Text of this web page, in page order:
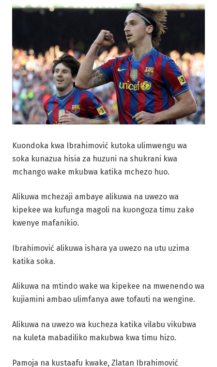
Kuondoka kwa Ibrahimović kutoka ulimwengu wa
soka kunazua hisia za huzuni na shukrani kwa
mchango wake mkubwa katika mchezo huo.
Alikuwa mchezaji ambaye alikuwa na uwezo wa
kipekee wa kufunga magoli na kuongoza timu zake
kwenye mafanikio.
Ibrahimović alikuwa ishara ya uwezo na utu uzima
katika soka.
Alikuwa na mtindo wake wa kipekee na mwenendo wa
kujiamini ambao ulimfanya awe tofauti na wengine.
Alikuwa na uwezo wa kucheza katika vilabu vikubwa
na kuleta mabadiliko makubwa kwa timu hizo.
Pamoja na kustaafu kwake, Zlatan Ibrahimović